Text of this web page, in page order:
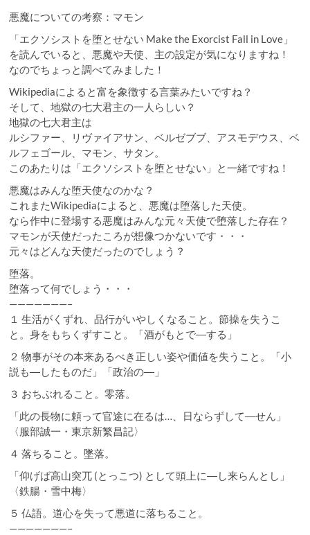
悪魔についての考察：マモン
「エクソシストを堕とせない Make the Exorcist Fall in Love」
を読んでいると、悪魔や天使、主の設定が気になりますね！
なのでちょっと調べてみました！
Wikipediaによると富を象徴する言葉みたいですね？
そして、地獄の七大君主の一人らしい？
地獄の七大君主は
ルシファー、リヴァイアサン、ベルゼブブ、アスモデウス、ベ
ルフェゴール、マモン、サタン。
このあたりは「エクソシストを堕とせない」と一緒ですね！
悪魔はみんな堕天使なのかな？
これまたWikipediaによると、悪魔は堕落した天使。
なら作中に登場する悪魔はみんな元々天使で堕落した存在？
マモンが天使だったころが想像つかないです・・・
元々はどんな天使だったのでしょう？
堕落。
堕落って何でしょう・・・
———————–
１ 生活がくずれ、品行がいやしくなること。節操を失うこ
と。身をもちくずすこと。「酒がもとで―する」
２ 物事がその本来あるべき正しい姿や価値を失うこと。「小
説も―したものだ」「政治の―」
３ おちぶれること。零落。
「此の長物に頼って官途に在るは…、日ならずして―せん」
〈服部誠一・東京新繁昌記〉
４ 落ちること。墜落。
「仰げば高山突兀 (とっこつ) として頭上に―し来らんとし」
〈鉄腸・雪中梅〉
５ 仏語。道心を失って悪道に落ちること。
———————–